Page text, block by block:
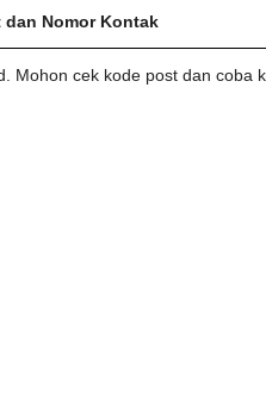
dan Nomor Kontak
Mohon cek kode post dan coba